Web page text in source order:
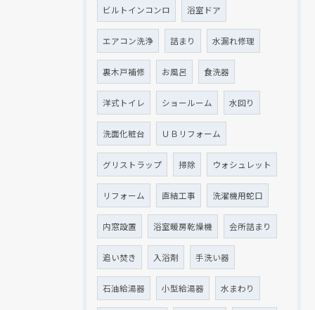
ビルトインコンロ 浴室ドア
エアコン洗浄 詰まり 水漏れ修理
裏木戸補修 お風呂 食洗器
洋式トイレ ショールーム 水回り
洗面化粧台 ＵＢリフォーム
グリストラップ 掃除 ウォシュレット
リフォーム 直結工事 洗濯機用蛇口
内窓設置 浴室暖房乾燥機 会所詰まり
追い焚き 入浴剤 手洗い器
石油給湯器 小型給湯器 水まわり